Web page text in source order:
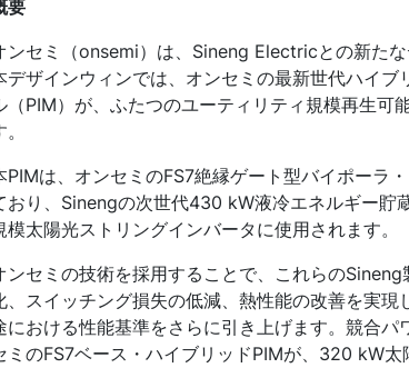
要
ンセミ（onsemi）は、Sineng Electricとの新た
デザインウィンでは、オンセミの最新世代ハイ
（PIM）が、ふたつのユーティリティ規模再生可
PIMは、オンセミのFS7絶縁ゲート型バイポーラ
おり、Sinengの次世代430 kW液冷エネルギー貯
模太陽光ストリングインバータに使用されます。
ンセミの技術を採用することで、これらの
、スイッチング損失の低減、熱性能の改善を実
における性能基準をさらに引き上げます。競合
ミのFS7ベース・ハイブリッドPIMが、320 kW